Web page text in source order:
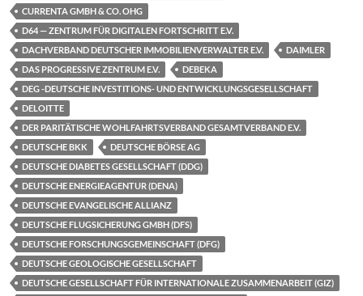
CURRENTA GMBH & CO. OHG
D64 — ZENTRUM FÜR DIGITALEN FORTSCHRITT E.V.
DACHVERBAND DEUTSCHER IMMOBILIENVERWALTER E.V.
DAIMLER
DAS PROGRESSIVE ZENTRUM E.V.
DEBEKA
DEG -DEUTSCHE INVESTITIONS- UND ENTWICKLUNGSGESELLSCHAFT
DELOITTE
DER PARITÄTISCHE WOHLFAHRTSVERBAND GESAMTVERBAND E.V.
DEUTSCHE BKK
DEUTSCHE BÖRSE AG
DEUTSCHE DIABETES GESELLSCHAFT (DDG)
DEUTSCHE ENERGIEAGENTUR (DENA)
DEUTSCHE EVANGELISCHE ALLIANZ
DEUTSCHE FLUGSICHERUNG GMBH (DFS)
DEUTSCHE FORSCHUNGSGEMEINSCHAFT (DFG)
DEUTSCHE GEOLOGISCHE GESELLSCHAFT
DEUTSCHE GESELLSCHAFT FÜR INTERNATIONALE ZUSAMMENARBEIT (GIZ)